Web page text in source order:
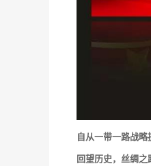
自从一带一路战略
回望历史，丝绸之